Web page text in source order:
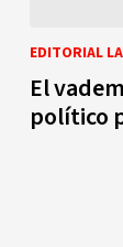
EDITORIAL
El
político